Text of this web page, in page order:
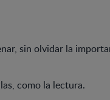
sin olvidar la
como la lectura.